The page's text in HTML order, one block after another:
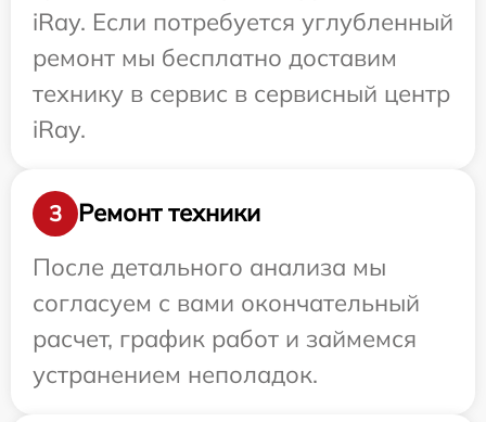
iRay. Если потребуется углубленный
ремонт мы бесплатно доставим
технику в сервис в сервисный центр
iRay.
3
Ремонт техники
После детального анализа мы
согласуем с вами окончательный
расчет, график работ и займемся
устранением неполадок.